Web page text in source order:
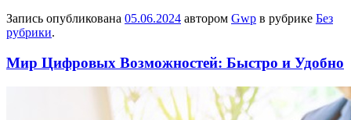
Запись опубликована 05.06.2024 автором Gwp в рубрике Без
рубрики.
Мир Цифровых Возможностей: Быстро и Удобно